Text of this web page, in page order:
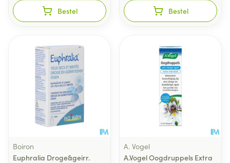
Bestel Bestel
Boiron
Euphralia Droge&geirr.
A. Vogel
A.Vogel Oogdruppels Extra